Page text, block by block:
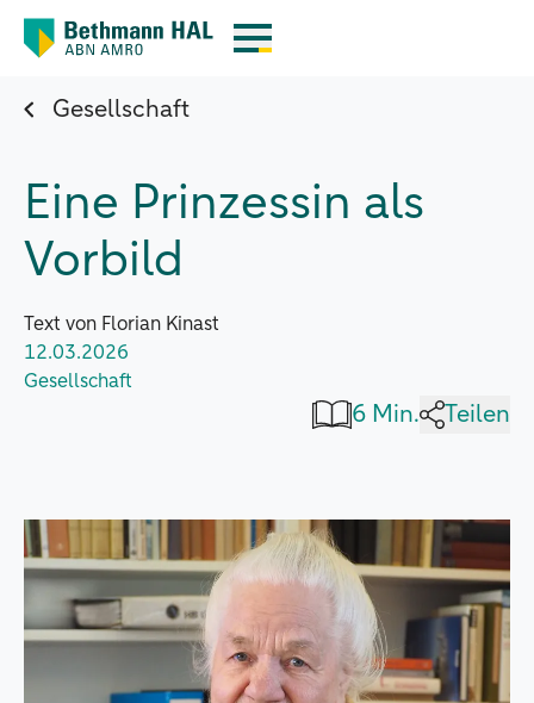
Gesellschaft
Eine Prinzessin als
Vorbild
Text von Florian Kinast
12.03.2026
Gesellschaft
6 Min. Teilen